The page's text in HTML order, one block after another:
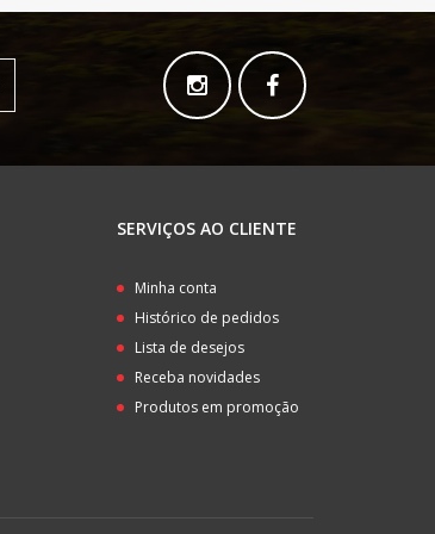
SERVIÇOS AO CLIENTE
Minha conta
Histórico de pedidos
Lista de desejos
Receba novidades
Produtos em promoção